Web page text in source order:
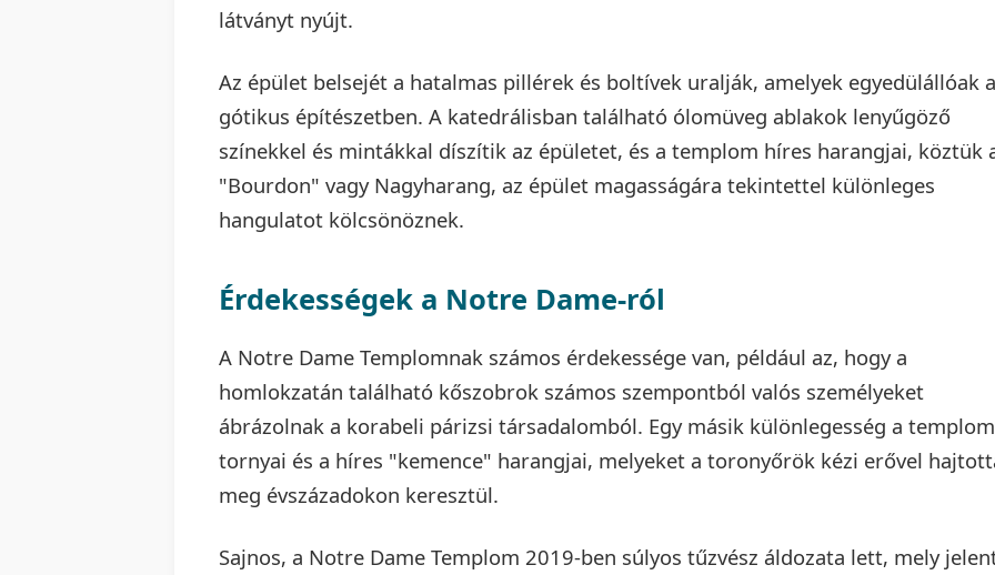
látványt nyújt.
Az épület belsejét a hatalmas pillérek és boltívek uralják, amelyek egyedülállóak a
gótikus építészetben. A katedrálisban található ólomüveg ablakok lenyűgöző
színekkel és mintákkal díszítik az épületet, és a templom híres harangjai, köztük
"Bourdon" vagy Nagyharang, az épület magasságára tekintettel különleges
hangulatot kölcsönöznek.
Érdekességek a Notre Dame-ról
A Notre Dame Templomnak számos érdekessége van, például az, hogy a
homlokzatán található kőszobrok számos szempontból valós személyeket
ábrázolnak a korabeli párizsi társadalomból. Egy másik különlegesség a templom
tornyai és a híres "kemence" harangjai, melyeket a toronyőrök kézi erővel
meg évszázadokon keresztül.
Sajnos, a Notre Dame Templom 2019-ben súlyos tűzvész áldozata lett, mely